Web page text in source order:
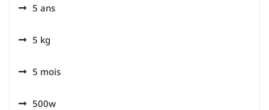
5 ans
5 kg
5 mois
500w